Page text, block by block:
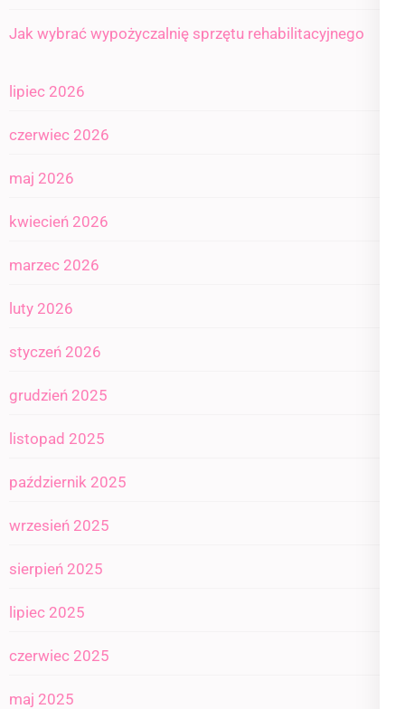
Jak wybrać wypożyczalnię sprzętu rehabilitacyjnego
lipiec 2026
czerwiec 2026
maj 2026
kwiecień 2026
marzec 2026
luty 2026
styczeń 2026
grudzień 2025
listopad 2025
październik 2025
wrzesień 2025
sierpień 2025
lipiec 2025
czerwiec 2025
maj 2025